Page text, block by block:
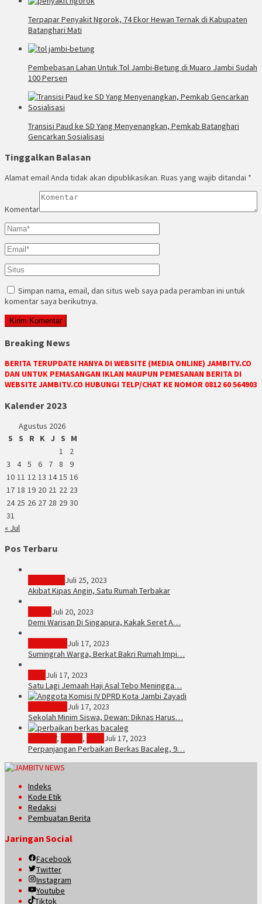
Terpapar Penyakit Ngorok, 74 Ekor Hewan Ternak di Kabupaten
Batanghari Mati
Pembebasan Lahan Untuk Tol Jambi-Betung di Muaro Jambi Sudah
100 Persen
Transisi Paud ke SD Yang Menyenangkan, Pemkab Batanghari
Gencarkan Sosialisasi
Tinggalkan Balasan
Alamat email Anda tidak akan dipublikasikan. Ruas yang wajib ditandai *
Komentar
Simpan nama, email, dan situs web saya pada peramban ini untuk
komentar saya berikutnya.
Breaking News
BERITA TERUPDATE HANYA DI WEBSITE (MEDIA ONLINE) JAMBITV.CO
DAN UNTUK PEMASANGAN IKLAN MAUPUN PEMESANAN BERITA DI
WEBSITE JAMBITV.CO HUBUNGI TELP/CHAT KE NOMOR 0812 60 564903
Kalender 2023
Agustus 2026
S
S R K J S
M
1
2
3
4 5 6 7 8
9
10 11 12 13 14 15 16
17 18 19 20 21 22 23
24 25 26 27 28 29 30
31
« Jul
Pos Terbaru
Juli 25, 2023
Akibat Kipas Angin, Satu Rumah Terbakar
Juli 20, 2023
Demi Warisan Di Singapura, Kakak Seret A…
Juli 17, 2023
Sumingrah Warga, Berkat Bakri Rumah Impi…
Juli 17, 2023
Satu Lagi Jemaah Haji Asal Tebo Meningga…
Juli 17, 2023
Sekolah Minim Siswa, Dewan: Diknas Harus…
, ,
Juli 17, 2023
Perpanjangan Perbaikan Berkas Bacaleg, 9…
Indeks
Kode Etik
Redaksi
Pembuatan Berita
Jaringan Social
Facebook
Twitter
Instagram
Youtube
Tiktok